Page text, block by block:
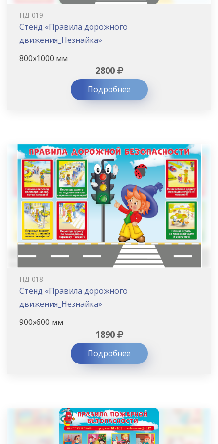
ПД-019
Стенд «Правила дорожного
движения_Незнайка»
800х1000 мм
2800
Подробнее
ПД-018
Стенд «Правила дорожного
движения_Незнайка»
900х600 мм
1890
Подробнее